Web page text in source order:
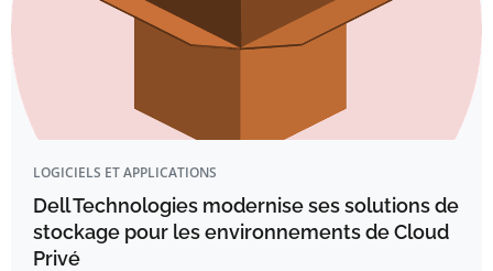
LOGICIELS ET APPLICATIONS
Dell Technologies modernise ses solutions de
stockage pour les environnements de Cloud
Privé